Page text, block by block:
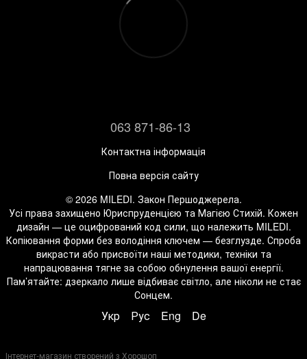
063 871-86-13
Контактна інформація
Повна версія сайту
© 2026 MILEDI. Закон Першоджерела.
Усі права захищено Юриспруденцією та Магією Стихій. Кожен
дизайн — це оцифрований код сили, що належить MILEDI.
Копіювання форми без володіння ключем — безглузде. Спроба
викрасти або присвоїти наші методики, техніки та
напрацювання тягне за собою обнулення вашої енергії.
Пам’ятайте: дзеркало лише відбиває світло, але ніколи не стає
Сонцем.
Укр Рус Eng De
Інтернет-магазин створений з Хорошоп